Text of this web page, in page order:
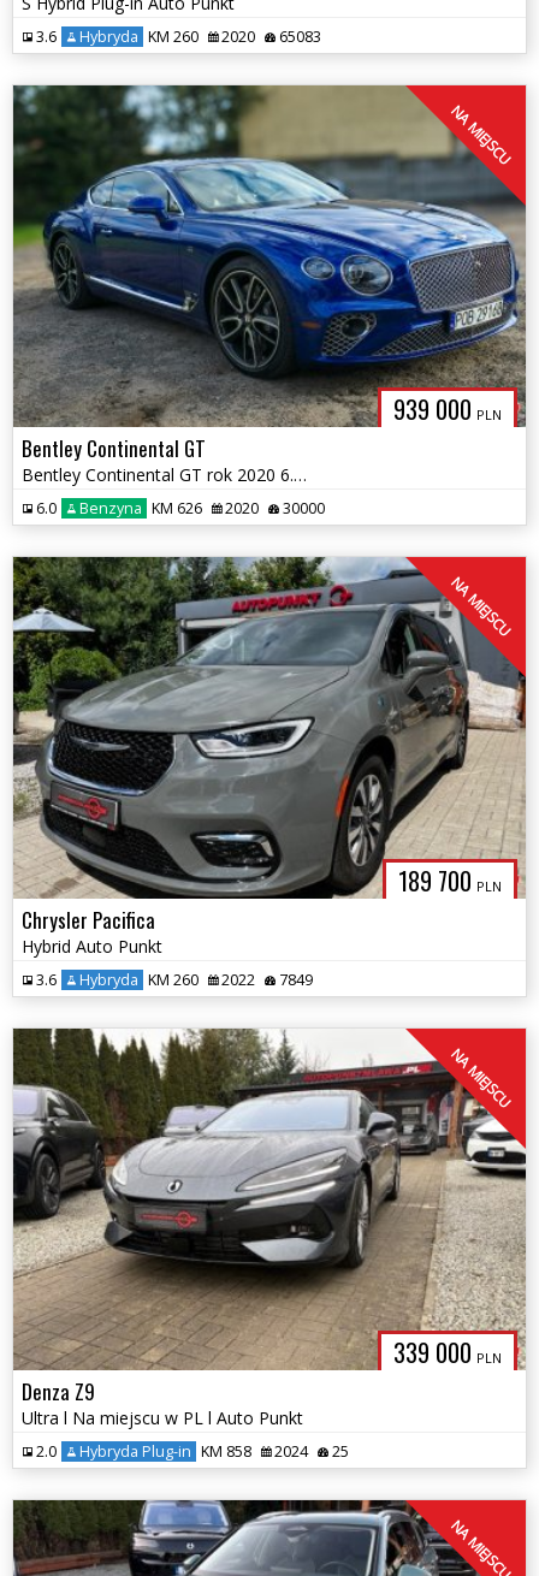
3.6 Hybryda KM 260 2020 65083
939 000 PLN
NA MIEJSCU
Bentley Continental GT
Bentley Continental GT rok 2020 6.0 V12 Auto Punkt
6.0 Benzyna KM 626 2020 30000
189 700 PLN
NA MIEJSCU
Chrysler Pacifica
Hybrid Auto Punkt
3.6 Hybryda KM 260 2022 7849
339 000 PLN
NA MIEJSCU
Denza Z9
Ultra l Na miejscu w PL l Auto Punkt
2.0 Hybryda Plug-in KM 858 2024 25
NA MIEJSCU